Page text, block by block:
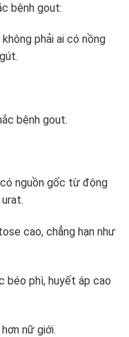
bệnh gout:
phải ai có nồng
bệnh gout.
nguồn gốc từ động
cao, chẳng hạn như
béo phì, huyết áp cao
nữ giới.